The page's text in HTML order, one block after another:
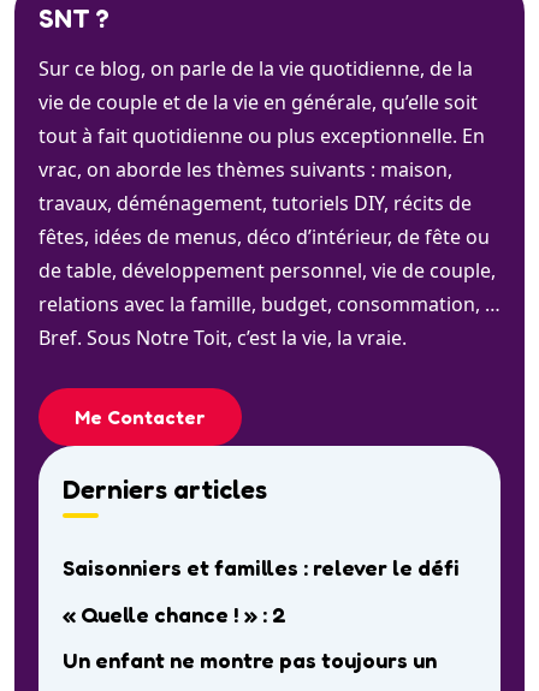
SNT ?
Sur ce blog, on parle de la vie quotidienne, de la
vie de couple et de la vie en générale, qu’elle soit
tout à fait quotidienne ou plus exceptionnelle. En
vrac, on aborde les thèmes suivants : maison,
travaux, déménagement, tutoriels DIY, récits de
fêtes, idées de menus, déco d’intérieur, de fête ou
de table, développement personnel, vie de couple,
relations avec la famille, budget, consommation, …
Bref. Sous Notre Toit, c’est la vie, la vraie.
Me Contacter
Derniers articles
Saisonniers et familles : relever le défi
« Quelle chance ! » : 2
Un enfant ne montre pas toujours un